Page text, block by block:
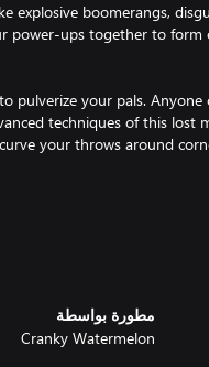
explosive boomerangs,
pulverize your pals.
techniques of this lost
your throws around
and sneak through lush
ingenious AI opponents. Or
مطورة بواسطة
Cranky Watermelon